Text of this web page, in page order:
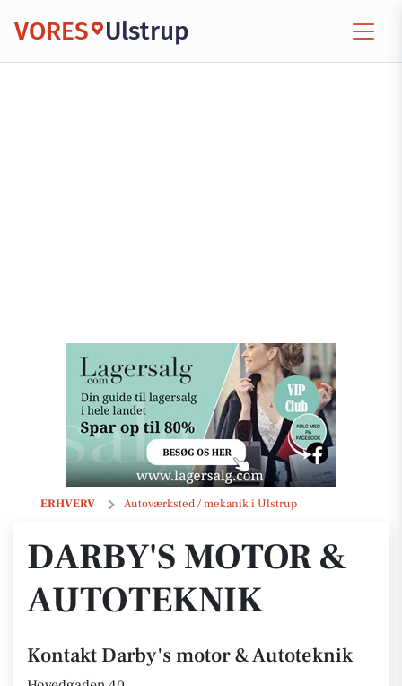
VORES Ulstrup
ERHVERV Autoværksted / mekanik i Ulstrup
Darby's motor & Autoteknik
DARBY'S MOTOR &
AUTOTEKNIK
Kontakt Darby's motor & Autoteknik